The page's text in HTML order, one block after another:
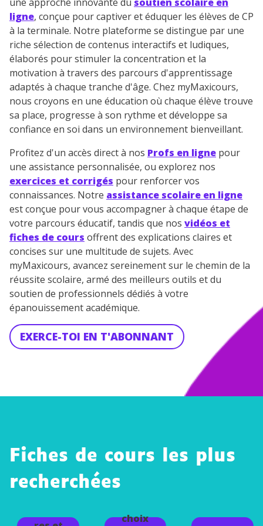
ligne, conçue pour captiver et éduquer les élèves de CP
à la terminale. Notre plateforme se distingue par une
riche sélection de contenus interactifs et ludiques,
élaborés pour stimuler la concentration et la
motivation à travers des parcours d'apprentissage
adaptés à chaque tranche d'âge. Chez myMaxicours,
nous croyons en une éducation où chaque élève trouve
sa place, progresse à son rythme et développe sa
confiance en soi dans un environnement bienveillant.
Profitez d'un accès direct à nos Profs en ligne pour
une assistance personnalisée, ou explorez nos
exercices et corrigés pour renforcer vos
connaissances. Notre assistance scolaire en ligne
est conçue pour vous accompagner à chaque étape de
votre parcours éducatif, tandis que nos vidéos et
fiches de cours offrent des explications claires et
concises sur une multitude de sujets. Avec
myMaxicours, avancez sereinement sur le chemin de la
réussite scolaire, armé des meilleurs outils et du
soutien de professionnels dédiés à votre
épanouissement académique.
EXERCE-TOI EN T'ABONNANT
Fiches de cours les plus
recherchées
parfait
choix